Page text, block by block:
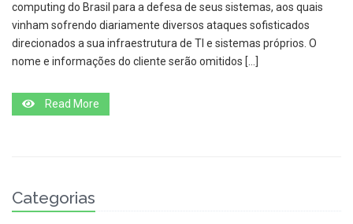
computing do Brasil para a defesa de seus sistemas, aos quais
vinham sofrendo diariamente diversos ataques sofisticados
direcionados a sua infraestrutura de TI e sistemas próprios. O
nome e informações do cliente serão omitidos […]
Read More
Categorias